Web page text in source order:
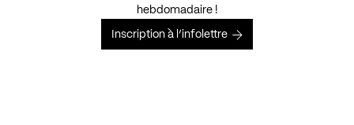
hebdomadaire !
Inscription à l’infolettre